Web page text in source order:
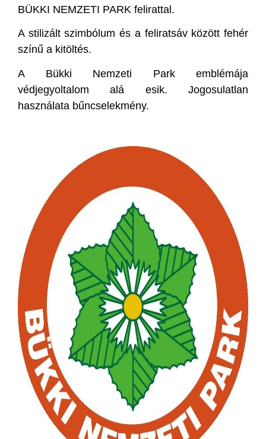
BÜKKI NEMZETI PARK felirattal.
A stilizált szimbólum és a feliratsáv között fehér
színű a kitöltés.
A Bükki Nemzeti Park emblémája
védjegyoltalom alá esik. Jogosulatlan
használata bűncselekmény.